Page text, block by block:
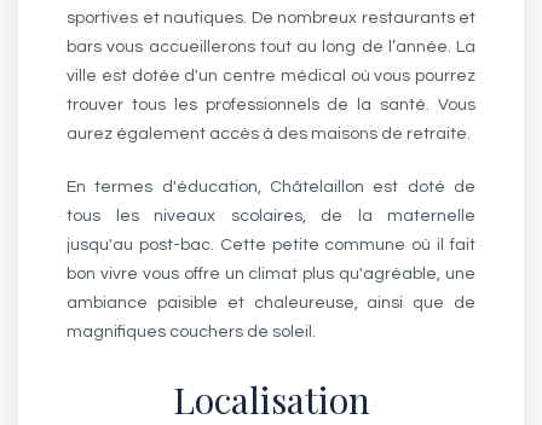
sportives et nautiques. De nombreux restaurants et
bars vous accueillerons tout au long de l’année. La
ville est dotée d'un centre médical où vous pourrez
trouver tous les professionnels de la santé. Vous
aurez également accès à des maisons de retraite.
En termes d'éducation, Châtelaillon est doté de
tous les niveaux scolaires, de la maternelle
jusqu'au post-bac. Cette petite commune où il fait
bon vivre vous offre un climat plus qu'agréable, une
ambiance paisible et chaleureuse, ainsi que de
magnifiques couchers de soleil.
Localisation